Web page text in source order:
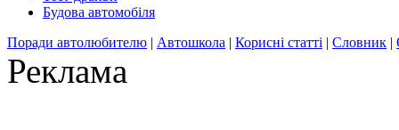
Будова автомобіля
Поради автолюбителю | Автошкола | Корисні статті | Словник |
Реклама